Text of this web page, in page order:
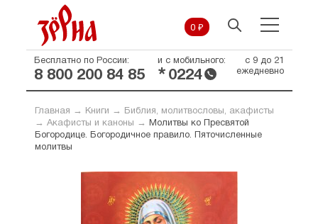
0 ₽
Бесплатно по России:
8 800 200 84 85
и с мобильного:
* 0224
с 9 до 21
ежедневно
Главная → Книги →
Библия, молитвословы, акафисты
→ Акафисты и каноны →
Молитвы ко Пресвятой
Богородице. Богородичное правило. Пяточисленные
молитвы